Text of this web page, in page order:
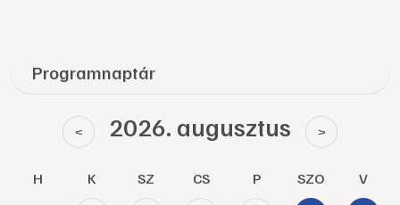
Programnaptár
< 2026. augusztus >
H K SZ CS P SZO V